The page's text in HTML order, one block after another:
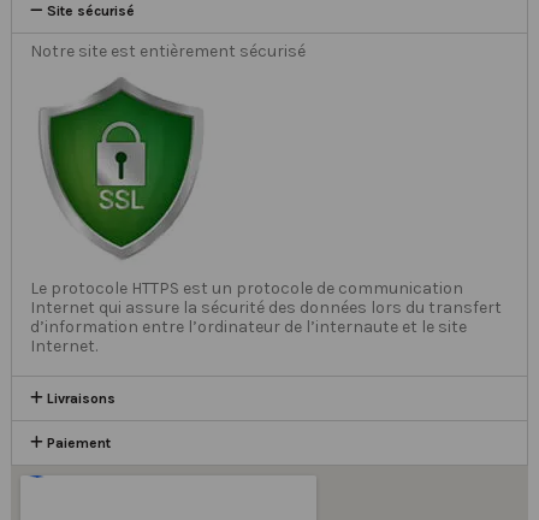
Site sécurisé
Notre site est entièrement sécurisé
Le protocole HTTPS est un protocole de communication
Internet qui assure la sécurité des données lors du transfert
d’information entre l’ordinateur de l’internaute et le site
Internet.
Livraisons
Paiement